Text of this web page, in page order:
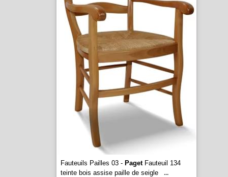
Fauteuils Pailles 03 - PagetFauteuil 134
teinte bois assise paille de seigle
...